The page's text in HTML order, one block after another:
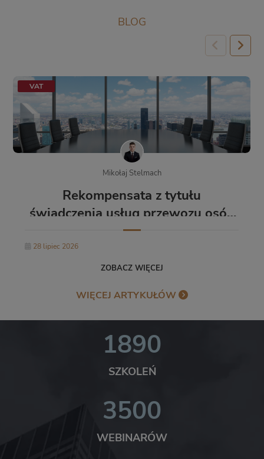
BLOG
VAT
Mikołaj Stelmach
Rekompensata z tytułu
świadczenia usług przewozu osób
w publicznym transporcie
zbiorowym a VAT
28 lipiec 2026
ZOBACZ WIĘCEJ
WIĘCEJ ARTYKUŁÓW
1890
SZKOLEŃ
3500
WEBINARÓW